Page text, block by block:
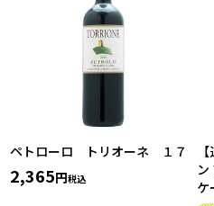
ペトローロ トリオーネ １７
2,365 税込
ン
ケ